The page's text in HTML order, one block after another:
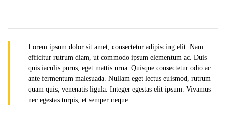
Lorem ipsum dolor sit amet, consectetur adipiscing elit. Nam
efficitur rutrum diam, ut commodo ipsum elementum ac. Duis
quis iaculis purus, eget mattis urna. Quisque consectetur odio ac
ante fermentum malesuada. Nullam eget lectus euismod, rutrum
quam quis, venenatis ligula. Integer egestas elit ipsum. Vivamus
nec egestas turpis, et semper neque.